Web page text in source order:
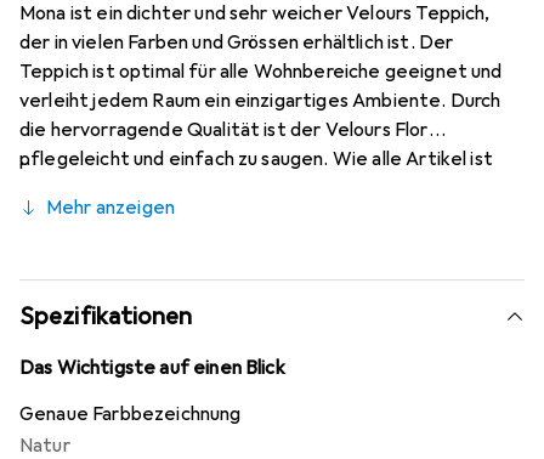
Mona ist ein dichter und sehr weicher Velours Teppich,
der in vielen Farben und Grössen erhältlich ist. Der
Teppich ist optimal für alle Wohnbereiche geeignet und
verleiht jedem Raum ein einzigartiges Ambiente. Durch
die hervorragende Qualität ist der Velours Flor
pflegeleicht und einfach zu saugen. Wie alle Artikel ist
Mehr anzeigen
Spezifikationen
Das Wichtigste auf einen Blick
Genaue Farbbezeichnung
Natur